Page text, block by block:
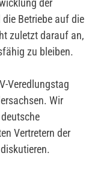
der
Betriebe auf die
zuletzt darauf an,
zu bleiben.
Veredlungstag
Wir
Vertretern der